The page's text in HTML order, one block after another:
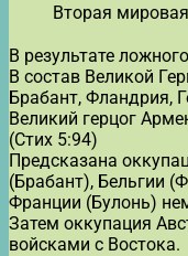
Вторая
В результате
В состав Великой
Брабант, Фландрия,
Великий герцог
(Стих 5:94)
Предсказана
(Брабант), Бельгии
Франции (Булонь)
Затем оккупация
войсками с Востока.